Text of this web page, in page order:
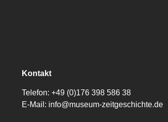
Kontakt
Telefon:+49 (0)176 398 586 38
E-Mail: info@museum-zeitgeschichte.de